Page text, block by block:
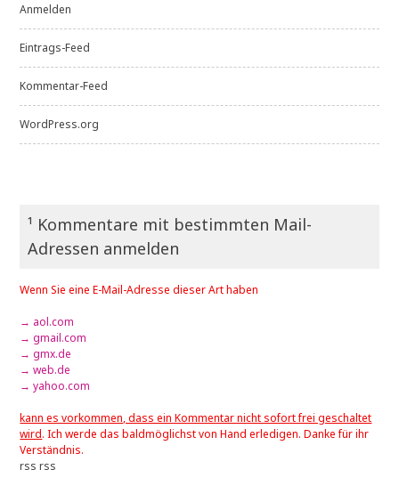
Anmelden
Eintrags-Feed
Kommentar-Feed
WordPress.org
¹ Kommentare mit bestimmten Mail-
Adressen anmelden
Wenn Sie eine E-Mail-Adresse dieser Art haben
→ aol.com
→ gmail.com
→ gmx.de
→ web.de
→ yahoo.com
kann es vorkommen, dass ein Kommentar nicht sofort frei geschaltet
wird. Ich werde das baldmöglichst von Hand erledigen. Danke für ihr
Verständnis.
rss rss